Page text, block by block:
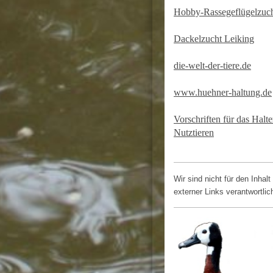
Hobby-
Dackelzucht Leiking
die-welt-der-tiere.de
www.huehner-haltung.de
Vorschriften für das
Nutztieren
Wir sind nicht für den Inhalt
externer Links